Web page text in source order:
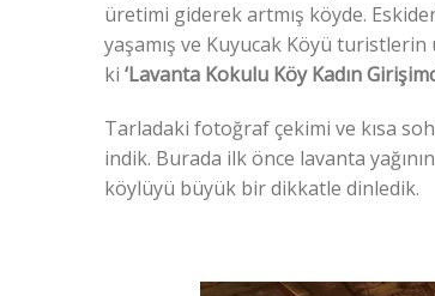
üretimi giderek artmış köyde.
yaşamış ve Kuyucak Köyü
ki ‘Lavanta Kokulu Köy Kadın
Tarladaki fotoğraf çekimi ve kısa
indik. Burada ilk önce lavanta
köylüyü büyük bir dikkatle dinledik.